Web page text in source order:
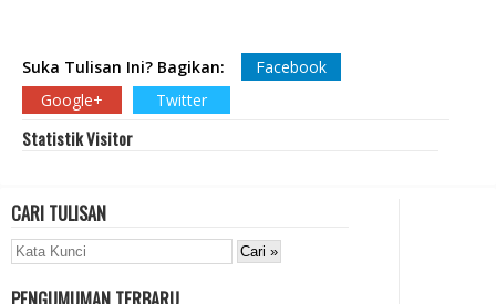
Suka Tulisan Ini? Bagikan:
Facebook
Google+
Twitter
Statistik Visitor
CARI TULISAN